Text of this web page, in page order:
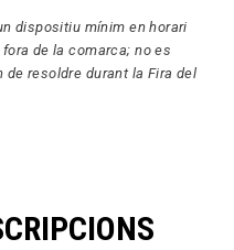
dispositiu mínim en horari
de la comarca; no es
de resoldre durant la Fira del